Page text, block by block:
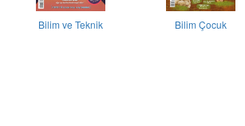
Bilim ve Teknik Bilim Çocuk